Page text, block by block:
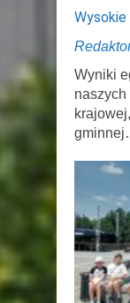
Wyniki